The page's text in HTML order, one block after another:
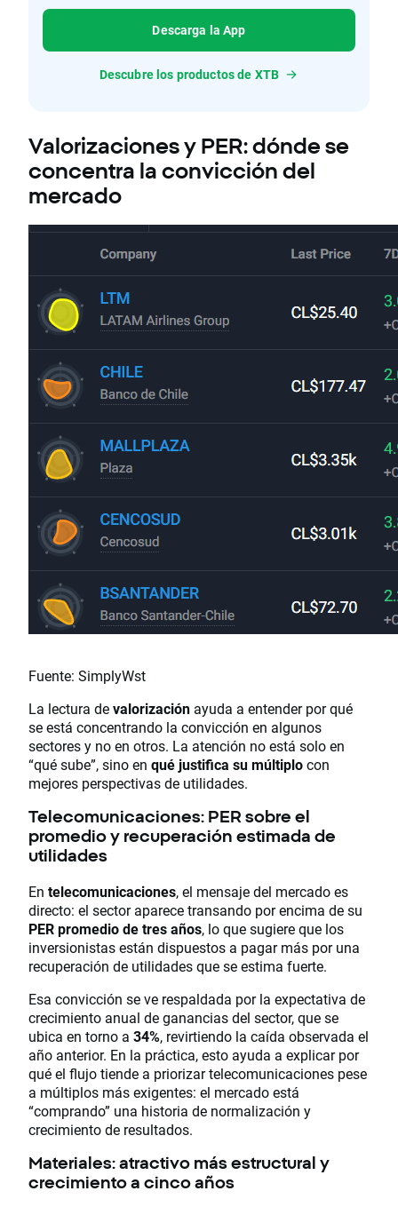
Descarga la App
Descubre los productos de XTB
Valorizaciones y PER: dónde se
concentra la convicción del
mercado
Fuente: SimplyWst
La lectura devalorización ayuda a entender por qué
se está concentrando la convicción en algunos
sectores y no en otros. La atención no está solo en
“qué sube”, sino en qué justifica su múltiplocon
mejores perspectivas de utilidades.
Telecomunicaciones: PER sobre el
promedio y recuperación estimada de
utilidades
En telecomunicaciones, el mensaje del mercado es
directo: el sector aparece transando por encima de su
PER promedio de tres años, lo que sugiere que los
inversionistas están dispuestos a pagar más por una
recuperación de utilidades que se estima fuerte.
Esa convicción se ve respaldada por la expectativa de
crecimiento anual de ganancias del sector, que se
ubica en torno a 34%, revirtiendo la caída observada el
año anterior. En la práctica, esto ayuda a explicar por
qué el flujo tiende a priorizar telecomunicaciones pese
a múltiplos más exigentes: el mercado está
“comprando” una historia de normalización y
crecimiento de resultados.
Materiales: atractivo más estructural y
crecimiento a cinco años